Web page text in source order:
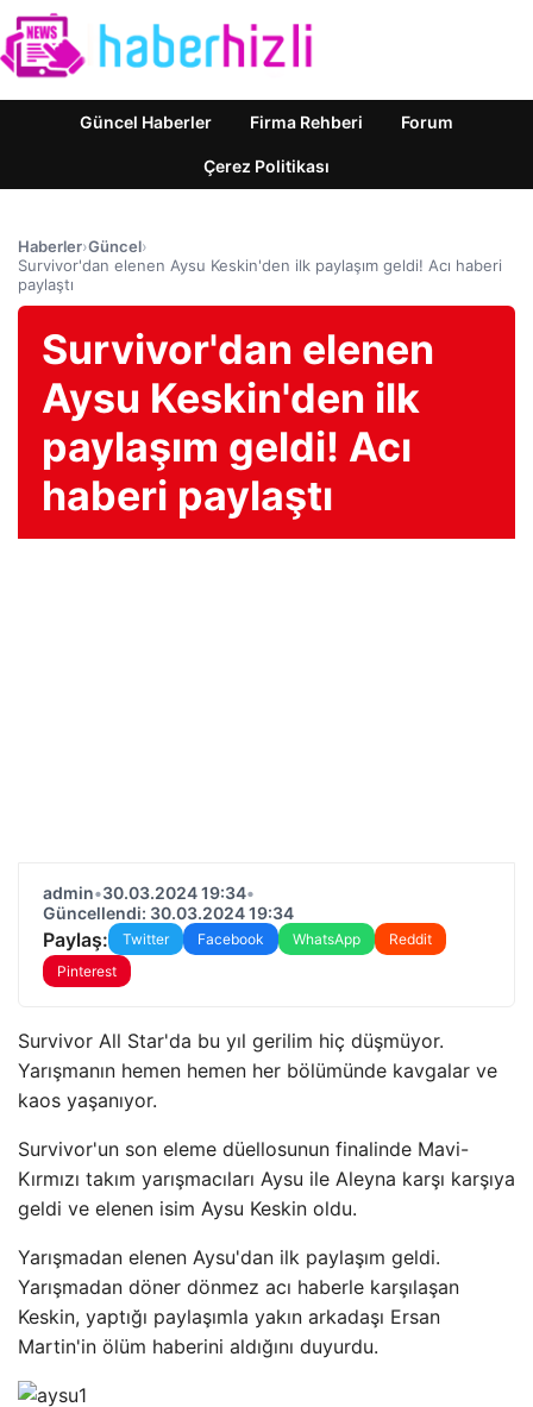
Güncel Haberler Firma Rehberi Forum
Çerez Politikası
Haberler›Güncel›
Survivor'dan elenen Aysu Keskin'den ilk paylaşım geldi! Acı haberi
paylaştı
Survivor'dan elenen
Aysu Keskin'den ilk
paylaşım geldi! Acı
haberi paylaştı
admin•30.03.2024 19:34•
Güncellendi: 30.03.2024 19:34
Paylaş: Twitter Facebook WhatsApp
Reddit
Pinterest
Survivor All Star'da bu yıl gerilim hiç düşmüyor.
Yarışmanın hemen hemen her bölümünde kavgalar ve
kaos yaşanıyor.
Survivor'un son eleme düellosunun finalinde Mavi-
Kırmızı takım yarışmacıları Aysu ile Aleyna karşı karşıya
geldi ve elenen isim Aysu Keskin oldu.
Yarışmadan elenen Aysu'dan ilk paylaşım geldi.
Yarışmadan döner dönmez acı haberle karşılaşan
Keskin, yaptığı paylaşımla yakın arkadaşı Ersan
Martin'in ölüm haberini aldığını duyurdu.